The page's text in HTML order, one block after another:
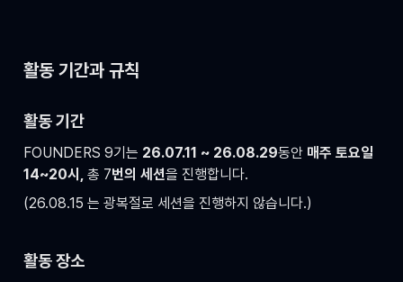
활동 기간과 규칙
활동 기간
FOUNDERS 9기는 26.07.11 ~ 26.08.29동안 매주 토요일
14~20시, 총 7번의 세션을 진행합니다.
(26.08.15 는 광복절로 세션을 진행하지 않습니다.)
활동 장소